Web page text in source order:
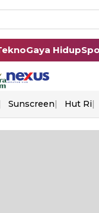
Gaya Hidup
Sunscreen Hut Ri